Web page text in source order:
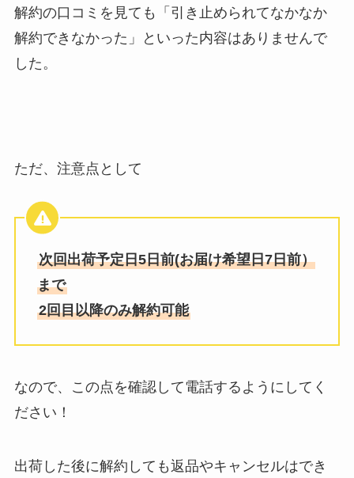
解約の口コミを見ても「引き止められてなかなか
解約できなかった」といった内容はありませんで
した。
ただ、注意点として
次回出荷予定日5日前(お届け希望日7日前）
まで
2回目以降のみ解約可能
なので、この点を確認して電話するようにしてく
ださい！
出荷した後に解約しても返品やキャンセルはでき